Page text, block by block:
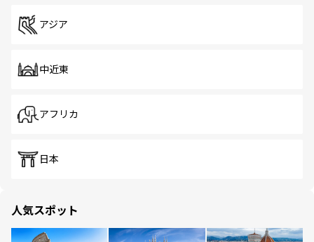
アジア
中近東
アフリカ
日本
人気スポット